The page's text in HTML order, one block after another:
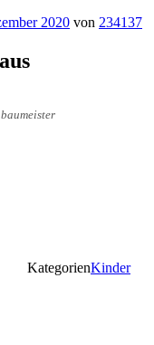
2020 von 234137
KategorienKinder